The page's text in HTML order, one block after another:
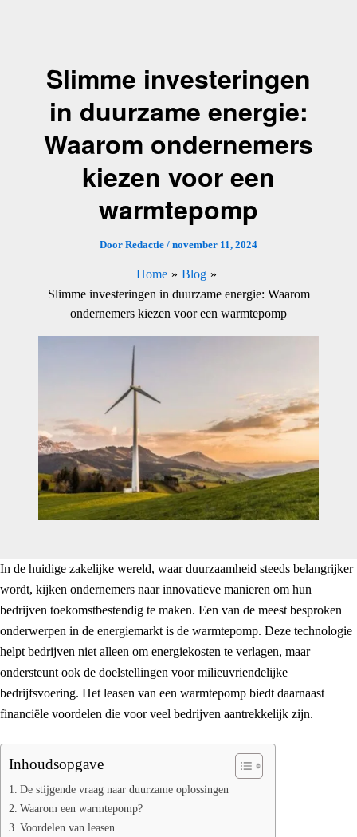
Slimme investeringen
in duurzame energie:
Waarom ondernemers
kiezen voor een
warmtepomp
Door Redactie / november 11, 2024
Home
Blog
Slimme investeringen in duurzame energie: Waarom
ondernemers kiezen voor een warmtepomp
In de huidige zakelijke wereld, waar duurzaamheid steeds belangrijker
wordt, kijken ondernemers naar innovatieve manieren om hun
bedrijven toekomstbestendig te maken. Een van de meest besproken
onderwerpen in de energiemarkt is de warmtepomp. Deze technologie
helpt bedrijven niet alleen om energiekosten te verlagen, maar
ondersteunt ook de doelstellingen voor milieuvriendelijke
bedrijfsvoering. Het leasen van een warmtepomp biedt daarnaast
financiële voordelen die voor veel bedrijven aantrekkelijk zijn.
Inhoudsopgave
De stijgende vraag naar duurzame oplossingen
Waarom een warmtepomp?
Voordelen van leasen